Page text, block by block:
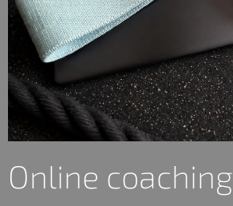
Online coaching